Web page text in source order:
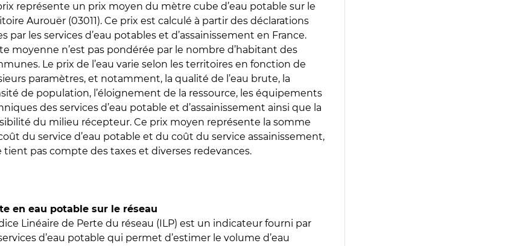
représente un prix moyen du mètre cube d’eau potable sur le
Aurouër (03011). Ce prix est calculé à partir des déclarations
par les services d’eau potables et d’assainissement en France.
moyenne n’est pas pondérée par le nombre d’habitant des
Le prix de l’eau varie selon les territoires en fonction de
paramètres, et notamment, la qualité de l’eau brute, la
de population, l’éloignement de la ressource, les équipements
des services d’eau potable et d’assainissement ainsi que la
du milieu récepteur. Ce prix moyen représente la somme
du service d’eau potable et du coût du service assainissement,
tient pas compte des taxes et diverses redevances.
en eau potable sur le réseau
Linéaire de Perte du réseau (ILP) est un indicateur fourni par
d’eau potable qui permet d’estimer le volume d’eau